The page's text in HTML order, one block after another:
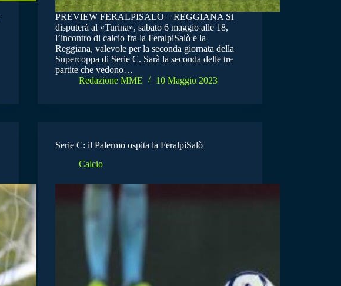
PREVIEW FERALPISALÒ – REGGIANA Si
disputerà al «Turina», sabato 6 maggio alle 18,
l’incontro di calcio fra la FeralpiSalò e la
Reggiana, valevole per la seconda giornata della
Supercoppa di Serie C. Sarà la seconda delle tre
partite che vedono…
Redazione MME
10 Maggio 2023
Serie C: il Palermo ospita la FeralpiSalò
Calcio